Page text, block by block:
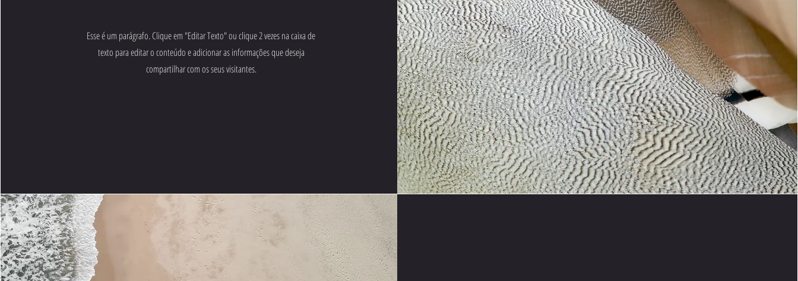
Esse é um parágrafo. Clique em "Editar Texto" ou clique 2 vezes na caixa de
texto para editar o conteúdo e adicionar as informações que deseja
compartilhar com os seus visitantes.